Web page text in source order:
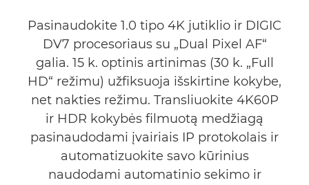
Palaikymas
Pasinaudokite 1.0 tipo 4K jutiklio ir DIGIC
DV7 procesoriaus su „Dual Pixel AF“
galia. 15 k. optinis artinimas (30 k. „Full
HD“ režimu) užfiksuoja išskirtine kokybe,
net nakties režimu. Transliuokite 4K60P
ir HDR kokybės filmuotą medžiagą
pasinaudodami įvairiais IP protokolais ir
automatizuokite savo kūrinius
naudodami automatinio sekimo ir